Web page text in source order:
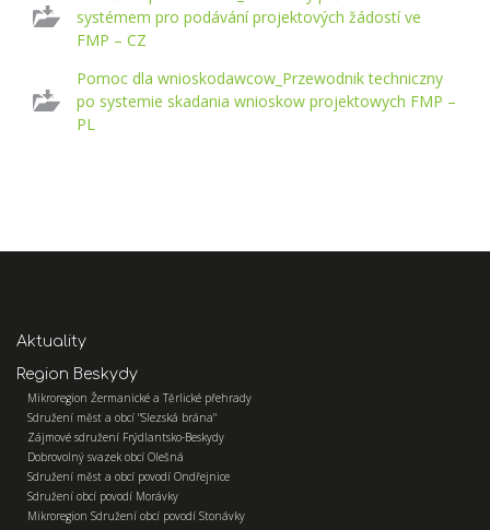
systémem pro podávání projektových žádostí ve
FMP – CZ
Pomoc dla wnioskodawcow_Przewodnik techniczny
po systemie skadania wnioskow projektowych FMP –
PL
Aktuality
Region Beskydy
Mikroregion Žermanické a Těrlické přehrady
Sdružení měst a obcí "Slezská brána"
Zájmové sdružení Frýdlantsko-Beskydy
Dobrovolný svazek obcí Olešná
Sdružení měst a obcí povodí Ondřejnice
Sdružení obcí povodí Morávky
Mikroregion Sdružení obcí povodí Stonávky